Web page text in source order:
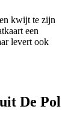
kwijt te zijn
een
levert ook
De Pol